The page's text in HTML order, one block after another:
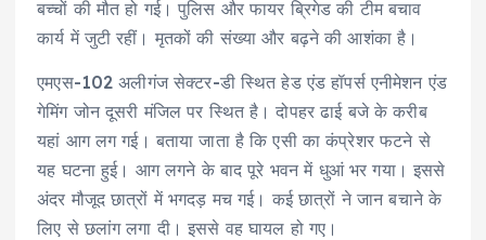
बच्चों की मौत हो गई। पुलिस और फायर ब्रिगेड की टीम बचाव
कार्य में जुटी रहीं। मृतकों की संख्या और बढ़ने की आशंका है।
एमएस-102 अलीगंज सेक्टर-डी स्थित हेड एंड हॉपर्स एनीमेशन एंड
गेमिंग जोन दूसरी मंजिल पर स्थित है। दोपहर ढाई बजे के करीब
यहां आग लग गई। बताया जाता है कि एसी का कंप्रेशर फटने से
यह घटना हुई। आग लगने के बाद पूरे भवन में धुआं भर गया। इससे
अंदर मौजूद छात्रों में भगदड़ मच गई। कई छात्रों ने जान बचाने के
लिए से छलांग लगा दी। इससे वह घायल हो गए।